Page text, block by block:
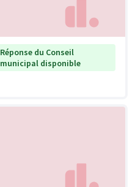
Réponse du Conseil
municipal disponible